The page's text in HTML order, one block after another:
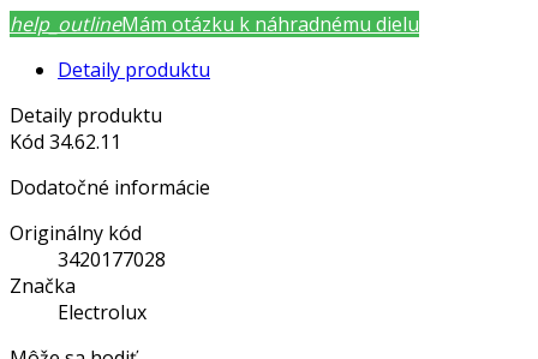
help_outlineMám otázku k náhradnému dielu
Detaily produktu
Detaily produktu
Kód 34.62.11
Dodatočné informácie
Originálny kód
3420177028
Značka
Electrolux